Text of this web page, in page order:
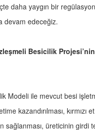
daha yaygın bir
devam edeceğiz.
Besicilik Projesi’nin
Modeli ile mevcut besi
kazandırılması, kırmızı
sağlanması, üreticinin girdi